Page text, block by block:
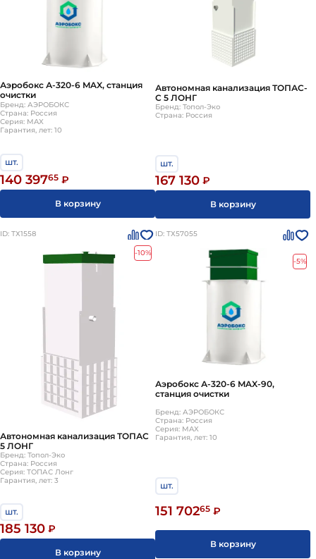
Аэробокс А-320-6 MAX, станция
очистки
Бренд: АЭРОБОКС
Страна: Россия
Серия: MAX
Гарантия, лет: 10
шт.
140 39765 ₽
В корзину
Автономная канализация ТОПАС-
С 5 ЛОНГ
Бренд: Топол-Эко
Страна: Россия
шт.
167 130 ₽
В корзину
ID: ТХ1558
-10%
Автономная канализация ТОПАС
5 ЛОНГ
Бренд: Топол-Эко
Страна: Россия
Серия: ТОПАС Лонг
Гарантия, лет: 3
шт.
185 130 ₽
В корзину
ID: ТХ57055
-5%
Аэробокс А-320-6 MAX-90,
станция очистки
Бренд: АЭРОБОКС
Страна: Россия
Серия: MAX
Гарантия, лет: 10
шт.
151 70265 ₽
В корзину